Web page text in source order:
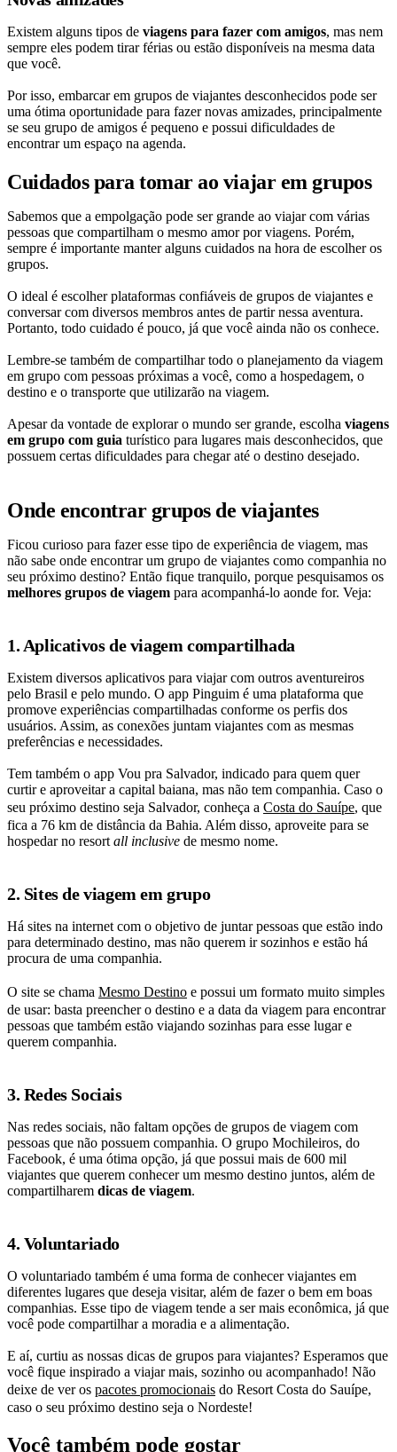
Existem alguns tipos de viagens para fazer com amigos, mas nem
sempre eles podem tirar férias ou estão disponíveis na mesma data
que você.
Por isso, embarcar em grupos de viajantes desconhecidos pode ser
uma ótima oportunidade para fazer novas amizades, principalmente
se seu grupo de amigos é pequeno e possui dificuldades de
encontrar um espaço na agenda.
Cuidados para tomar ao viajar em grupos
Sabemos que a empolgação pode ser grande ao viajar com várias
pessoas que compartilham o mesmo amor por viagens. Porém,
sempre é importante manter alguns cuidados na hora de escolher os
grupos.
O ideal é escolher plataformas confiáveis de grupos de viajantes e
conversar com diversos membros antes de partir nessa aventura.
Portanto, todo cuidado é pouco, já que você ainda não os conhece.
Lembre-se também de compartilhar todo o planejamento da viagem
em grupo com pessoas próximas a você, como a hospedagem, o
destino e o transporte que utilizarão na viagem.
Apesar da vontade de explorar o mundo ser grande, escolha viagens
em grupo com guia turístico para lugares mais desconhecidos, que
possuem certas dificuldades para chegar até o destino desejado.
Onde encontrar grupos de viajantes
Ficou curioso para fazer esse tipo de experiência de viagem, mas
não sabe onde encontrar um grupo de viajantes como companhia no
seu próximo destino? Então fique tranquilo, porque pesquisamos os
melhores grupos de viagem para acompanhá-lo aonde for. Veja:
1. Aplicativos de viagem compartilhada
Existem diversos aplicativos para viajar com outros aventureiros
pelo Brasil e pelo mundo. O app Pinguim é uma plataforma que
promove experiências compartilhadas conforme os perfis dos
usuários. Assim, as conexões juntam viajantes com as mesmas
preferências e necessidades.
Tem também o app Vou pra Salvador, indicado para quem quer
curtir e aproveitar a capital baiana, mas não tem companhia. Caso o
seu próximo destino seja Salvador, conheça a Costa do Sauípe, que
fica a 76 km de distância da Bahia. Além disso, aproveite para se
hospedar no resort all inclusive de mesmo nome.
2. Sites de viagem em grupo
Há sites na internet com o objetivo de juntar pessoas que estão indo
para determinado destino, mas não querem ir sozinhos e estão há
procura de uma companhia.
O site se chama Mesmo Destino e possui um formato muito simples
de usar: basta preencher o destino e a data da viagem para encontrar
pessoas que também estão viajando sozinhas para esse lugar e
querem companhia.
3. Redes Sociais
Nas redes sociais, não faltam opções de grupos de viagem com
pessoas que não possuem companhia. O grupo Mochileiros, do
Facebook, é uma ótima opção, já que possui mais de 600 mil
viajantes que querem conhecer um mesmo destino juntos, além de
compartilharem dicas de viagem.
4. Voluntariado
O voluntariado também é uma forma de conhecer viajantes em
diferentes lugares que deseja visitar, além de fazer o bem em boas
companhias. Esse tipo de viagem tende a ser mais econômica, já que
você pode compartilhar a moradia e a alimentação.
E aí, curtiu as nossas dicas de grupos para viajantes? Esperamos que
você fique inspirado a viajar mais, sozinho ou acompanhado! Não
deixe de ver os pacotes promocionais do Resort Costa do Sauípe,
caso o seu próximo destino seja o Nordeste!
Você também pode gostar